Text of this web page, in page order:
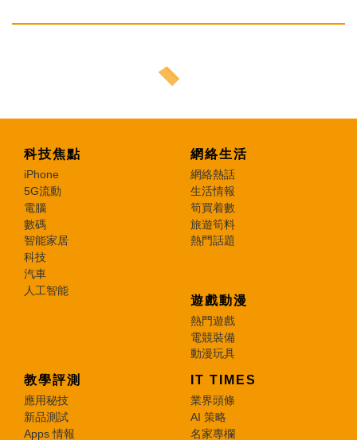
科技焦點
iPhone
5G流動
電腦
數碼
智能家居
科技
汽車
人工智能
網絡生活
網絡熱話
生活情報
筍買着數
旅遊筍料
熱門話題
遊戲動漫
熱門遊戲
電競裝備
動漫玩具
教學評測
應用秘技
新品測試
Apps 情報
IT TIMES
業界頭條
AI 策略
名家專欄